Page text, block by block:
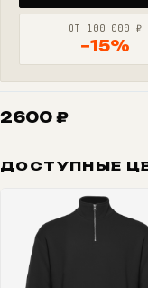
ОТ 100 000 ₽
−15%
2600 ₽
ДОСТУПНЫЕ